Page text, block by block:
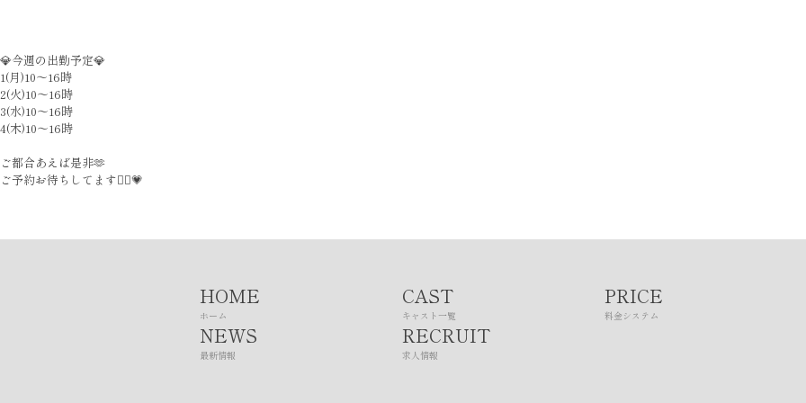
💎今週の出勤予定💎
1(月)10〜16時
2(火)10〜16時
3(水)10〜16時
4(木)10〜16時
ご都合あえば是非🫶
ご予約お待ちしてます🙂‍↕️💗
HOME
ホーム
CAST
キャスト一覧
PRICE
料金システム
NEWS
最新情報
RECRUIT
求人情報